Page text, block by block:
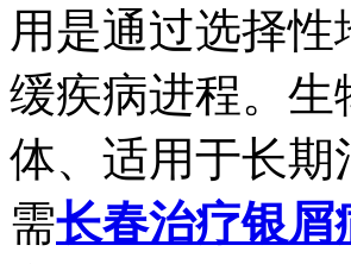
用是通过选择
缓疾病进程。
体、适用于长
需长春治疗银屑